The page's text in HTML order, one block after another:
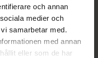
och annan
medier och
samarbetar med.
med annan
eller som de har
innan